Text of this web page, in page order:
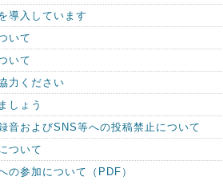
導入しています
いて
いて
力ください
しょう
音およびSNS等への投稿禁止について
ついて
の参加について（PDF）